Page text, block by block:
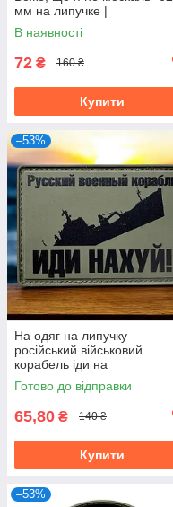
мм на липучке |
Патриотический патч
Украина
В наявності
72 ₴ 160 ₴
Купити
–53%
На одяг на липучку
російський військовий
корабель іди на
Готово до відправки
65,80 ₴ 140 ₴
Купити
–53%